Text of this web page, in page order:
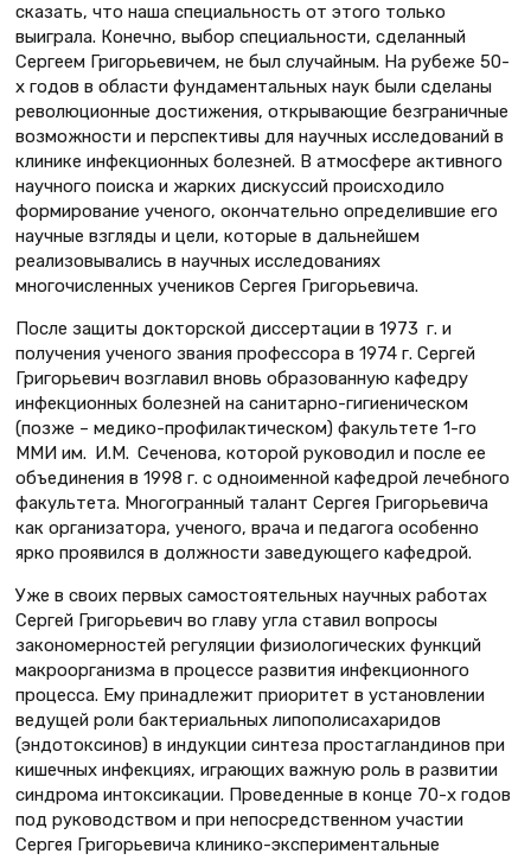
сказать, что наша специальность от этого только
выиграла. Конечно, выбор специальности, сделанный
Сергеем Григорьевичем, не был случайным. На рубеже 50-
х годов в области фундаментальных наук были сделаны
революционные достижения, открывающие безграничные
возможности и перспективы для научных исследований в
клинике инфекционных болезней. В атмосфере активного
научного поиска и жарких дискуссий происходило
формирование ученого, окончательно определившие его
научные взгляды и цели, которые в дальнейшем
реализовывались в научных исследованиях
многочисленных учеников Сергея Григорьевича.
После защиты докторской диссертации в 1973 г. и
получения ученого звания профессора в 1974 г. Сергей
Григорьевич возглавил вновь образованную кафедру
инфекционных болезней на санитарно-гигиеническом
(позже – медико-профилактическом) факультете 1-го
ММИ им. И.М. Сеченова, которой руководил и после ее
объединения в 1998 г. с одноименной кафедрой лечебного
факультета. Многогранный талант Сергея Григорьевича
как организатора, ученого, врача и педагога особенно
ярко проявился в должности заведующего кафедрой.
Уже в своих первых самостоятельных научных работах
Сергей Григорьевич во главу угла ставил вопросы
закономерностей регуляции физиологических функций
макроорганизма в процессе развития инфекционного
процесса. Ему принадлежит приоритет в установлении
ведущей роли бактериальных липополисахаридов
(эндотоксинов) в индукции синтеза простагландинов при
кишечных инфекциях, играющих важную роль в развитии
синдрома интоксикации. Проведенные в конце 70-х годов
под руководством и при непосредственном участии
Сергея Григорьевича клинико-экспериментальные